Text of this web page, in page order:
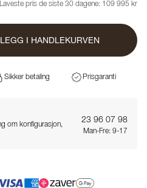
Laveste pris de siste 30 dagene: 109 995 kr
LEGG I HANDLEKURVEN
Sikker betaling Prisgaranti
om konfigurasjon,
23 96 07 98
Man-Fre: 9-17